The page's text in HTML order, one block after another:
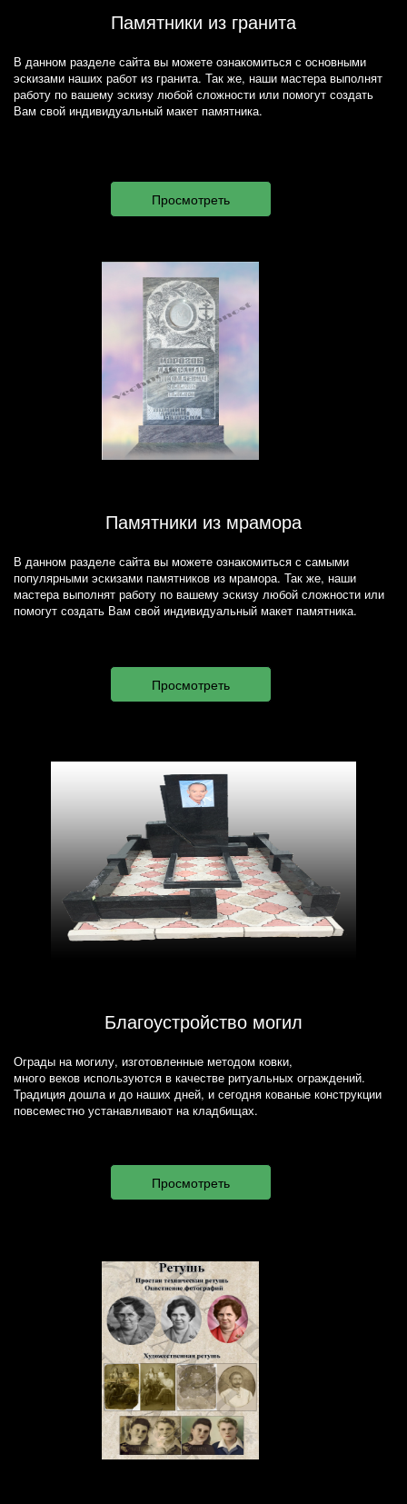
Памятники из гранита
В данном разделе сайта вы можете ознакомиться с основными
эскизами наших работ из гранита. Так же, наши мастера выполнят
работу по вашему эскизу любой сложности или помогут создать
Вам свой индивидуальный макет памятника.
Памятники из мрамора
В данном разделе сайта вы можете ознакомиться с самыми
популярными эскизами памятников из мрамора. Так же, наши
мастера выполнят работу по вашему эскизу любой сложности или
помогут создать Вам свой индивидуальный макет памятника.
Благоустройство могил
Ограды на могилу, изготовленные методом ковки,
много веков используются в качестве ритуальных ограждений.
Традиция дошла и до наших дней, и сегодня кованые конструкции
повсеместно устанавливают на кладбищах.